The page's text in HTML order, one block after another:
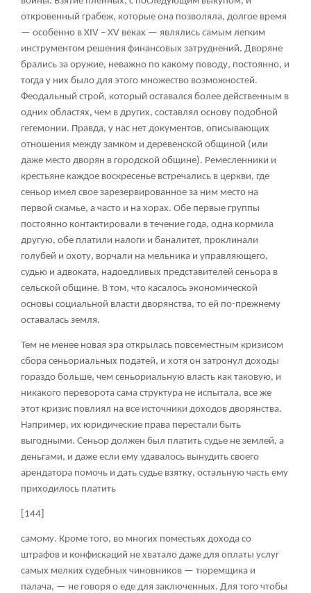
откровенный грабеж, которые она позволяла, долгое время
— особенно в XIV – XV веках — являлись самым легким
инструментом решения финансовых затруднений. Дворяне
брались за оружие, неважно по какому поводу, постоянно, и
тогда у них было для этого множество возможностей.
Феодальный строй, который оставался более действенным в
одних областях, чем в других, составлял основу подобной
гегемонии. Правда, у нас нет документов, описывающих
отношения между замком и деревенской общиной (или
даже место дворян в городской общине). Ремесленники и
крестьяне каждое воскресенье встречались в церкви, где
сеньор имел свое зарезервированное за ним место на
первой скамье, а часто и на хорах. Обе первые группы
постоянно контактировали в течение года, одна кормила
другую, обе платили налоги и баналитет, проклинали
голубей и охоту, ворчали на мельника и управляющего,
судью и адвоката, надоедливых представителей сеньора в
сельской общине. В том, что касалось экономической
основы социальной власти дворянства, то ей по-прежнему
оставалась земля.
Тем не менее новая эра открылась повсеместным кризисом
сбора сеньориальных податей, и хотя он затронул доходы
гораздо больше, чем сеньориальную власть как таковую, и
никакого переворота сама структура не испытала, все же
этот кризис повлиял на все источники доходов дворянства.
Например, их юридические права перестали быть
выгодными. Сеньор должен был платить судье не землей, а
деньгами, и даже если ему удавалось вынудить своего
арендатора помочь и дать судье взятку, остальную часть ему
приходилось платить
[144]
самому. Кроме того, во многих поместьях дохода со
штрафов и конфискаций не хватало даже для оплаты услуг
самых мелких судебных чиновников — тюремщика и
палача, — не говоря о еде для заключенных. Для того чтобы